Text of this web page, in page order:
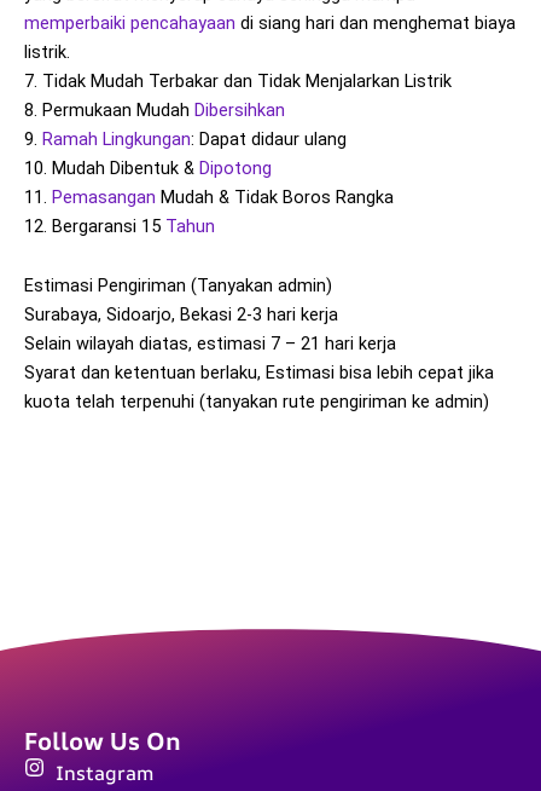
memperbaiki pencahayaan di siang hari dan menghemat biaya
listrik.
7. Tidak Mudah Terbakar dan Tidak Menjalarkan Listrik
8. Permukaan Mudah Dibersihkan
9. Ramah Lingkungan: Dapat didaur ulang
10. Mudah Dibentuk & Dipotong
11. Pemasangan Mudah & Tidak Boros Rangka
12. Bergaransi 15 Tahun
Estimasi Pengiriman (Tanyakan admin)
Surabaya, Sidoarjo, Bekasi 2-3 hari kerja
Selain wilayah diatas, estimasi 7 – 21 hari kerja
Syarat dan ketentuan berlaku, Estimasi bisa lebih cepat jika
kuota telah terpenuhi (tanyakan rute pengiriman ke admin)
Follow Us On
Instagram